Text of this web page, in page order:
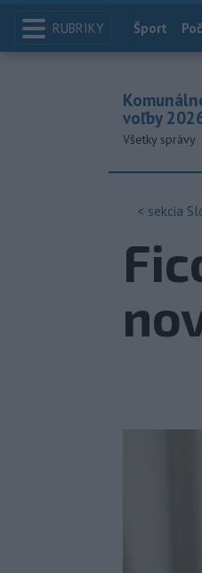
RUBRIKY Index
Šport
voľby
Všetky správy
< sekcia